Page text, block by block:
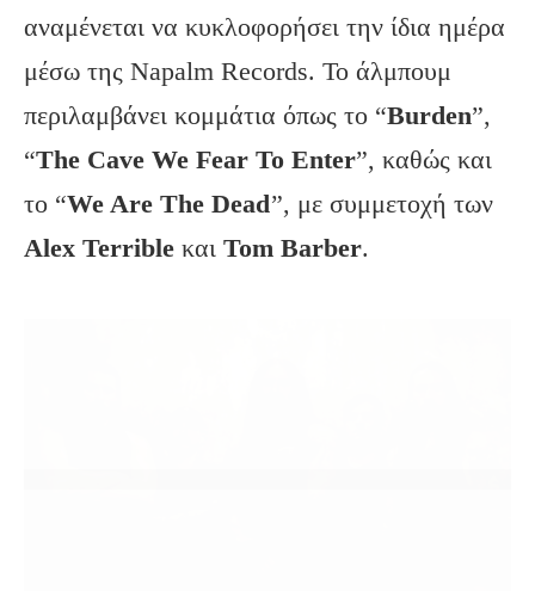
αναμένεται να κυκλοφορήσει την ίδια ημέρα
μέσω της Napalm Records. Το άλμπουμ
περιλαμβάνει κομμάτια όπως το “Burden”,
“The Cave We Fear To Enter”, καθώς και
το “We Are The Dead”, με συμμετοχή των
Alex Terrible και Tom Barber.